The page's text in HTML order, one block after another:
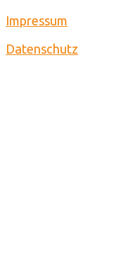
Impressum
Datenschutz